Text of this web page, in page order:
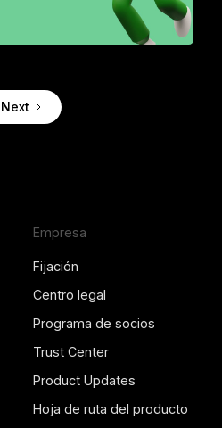
Next
Empresa
Fijación
Centro legal
Programa de socios
Trust Center
Product Updates
Hoja de ruta del producto